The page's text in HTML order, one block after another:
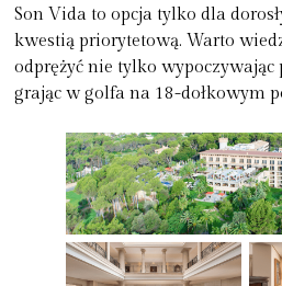
Son Vida to opcja tylko dla
kwestią priorytetową. Warto
odprężyć nie tylko wypoczywając
grając w golfa na 18-dołkowym